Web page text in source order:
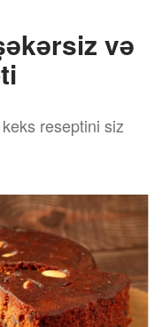
və
reseptini siz